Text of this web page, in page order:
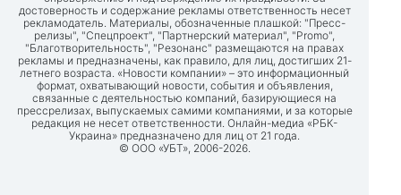
достоверность и содержание рекламы ответственность несет
рекламодатель. Материалы, обозначенные плашкой: "Пресс-
релизы", "Спецпроект", "Партнерский материал", "Promo",
"Благотворительность", "Резонанс" размещаются на правах
рекламы и предназначены, как правило, для лиц, достигших 21-
летнего возраста. «Новости компании» – это информационный
формат, охватывающий новости, события и объявления,
связанные с деятельностью компаний, базирующиеся на
прессрелизах, выпускаемых самими компаниями, и за которые
редакция не несет ответственности. Онлайн-медиа «РБК-
Украина» предназначено для лиц от 21 года.
© ООО «УБТ», 2006-2026.